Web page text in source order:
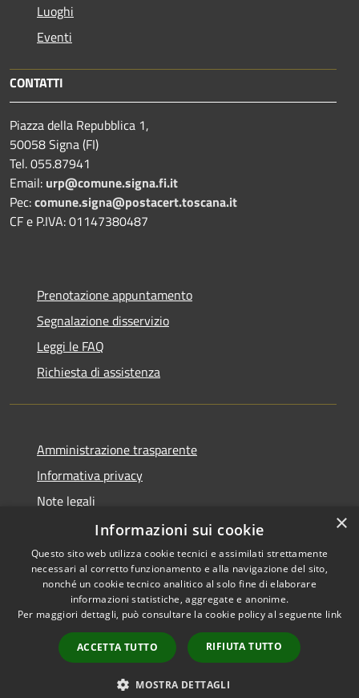
Luoghi
Eventi
CONTATTI
Piazza della Repubblica 1,
50058 Signa (FI)
Tel. 055.87941
Email: urp@comune.signa.fi.it
Pec:comune.signa@postacert.toscana.it
CF e P.IVA: 01147380487
Prenotazione appuntamento
Segnalazione disservizio
Leggi le FAQ
Richiesta di assistenza
Amministrazione trasparente
Informativa privacy
Note legali
Dichiarazione di accessibilità
RSS
Accessibilità
Copyright © 2026 • Comune di
Signa • Powered by
Municipium•
Accesso
redazione
×
Informazioni sui cookie
Questo sito web utilizza cookie tecnici e assimilati strettamente
necessari al corretto funzionamento e alla navigazione del sito,
nonché un cookie tecnico analitico al solo fine di elaborare
informazioni statistiche, aggregate e anonime.
Per maggiori dettagli, può consultare la cookie policy al seguente link
ACCETTA TUTTO RIFIUTA TUTTO
MOSTRA DETTAGLI